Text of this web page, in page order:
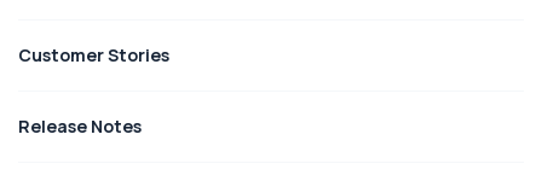
Customer Stories
Release Notes